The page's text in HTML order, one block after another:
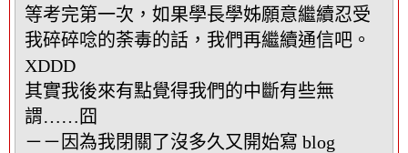
等考完第一次，如果學長學姊願意繼續忍受
我碎碎唸的荼毒的話，我們再繼續通信吧。
XDDD
其實我後來有點覺得我們的中斷有些無
謂……囧
－－因為我閉關了沒多久又開始寫 blog